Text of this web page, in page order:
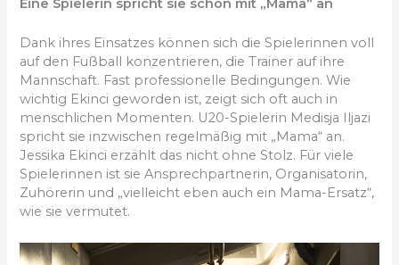
Eine Spielerin spricht sie schon mit „Mama“ an
Dank ihres Einsatzes können sich die Spielerinnen voll
auf den Fußball konzentrieren, die Trainer auf ihre
Mannschaft. Fast professionelle Bedingungen. Wie
wichtig Ekinci geworden ist, zeigt sich oft auch in
menschlichen Momenten. U20-Spielerin Medisja Iljazi
spricht sie inzwischen regelmäßig mit „Mama“ an.
Jessika Ekinci erzählt das nicht ohne Stolz. Für viele
Spielerinnen ist sie Ansprechpartnerin, Organisatorin,
Zuhörerin und „vielleicht eben auch ein Mama-Ersatz“,
wie sie vermutet.